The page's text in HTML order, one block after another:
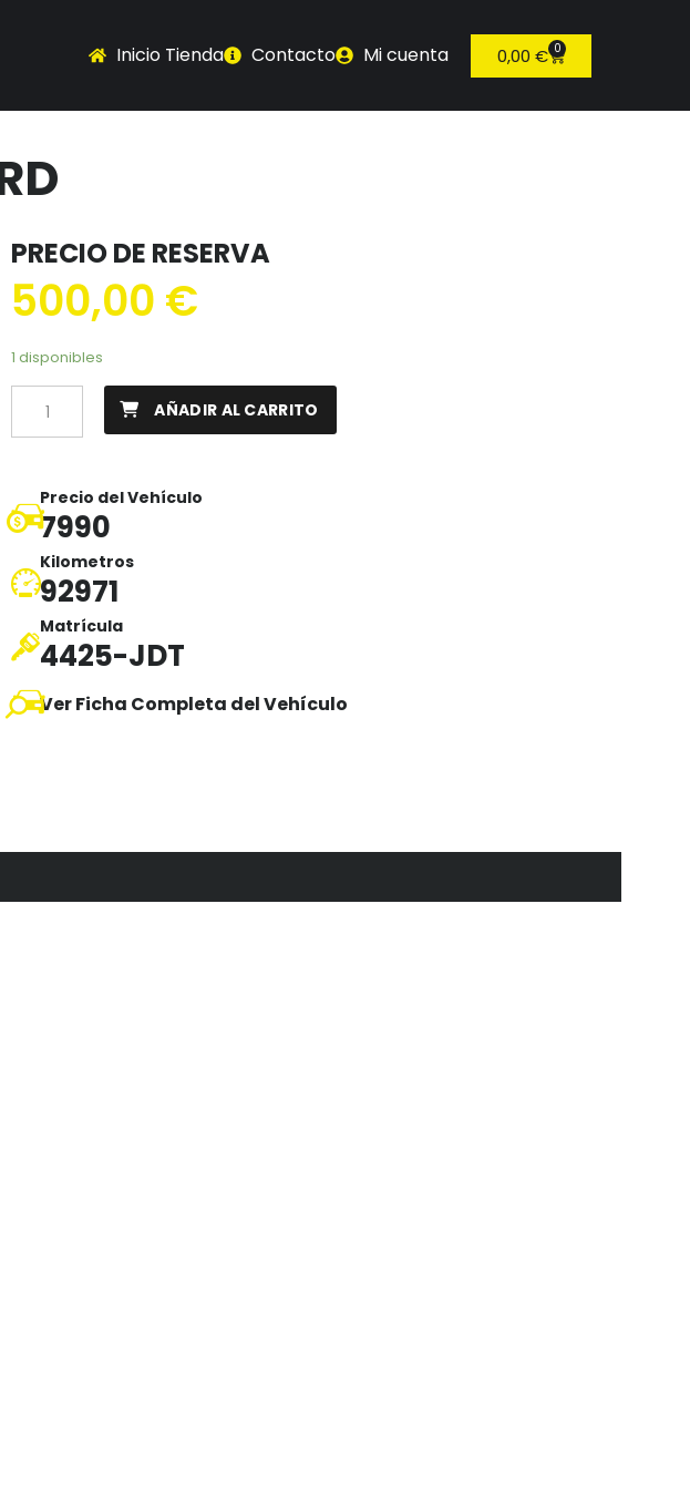
Inicio Tienda Contacto Mi cuenta 0,00€ 0
PRECIO DE RESERVA
500,00 €
1 disponibles
AÑADIR AL CARRITO
Precio del Vehículo
7990
Kilometros
92971
Matrícula
4425-JDT
Ver Ficha Completa del Vehículo